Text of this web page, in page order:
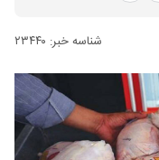
شناسه خبر: ۲۳۴۴۰